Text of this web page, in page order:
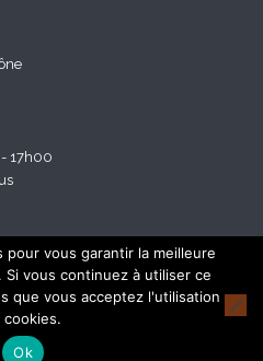
17h00
droites réservés - Réalisé par
vous garantir la meilleure
vous continuez à utiliser ce
que vous acceptez l'utilisation
cookies.
Ok